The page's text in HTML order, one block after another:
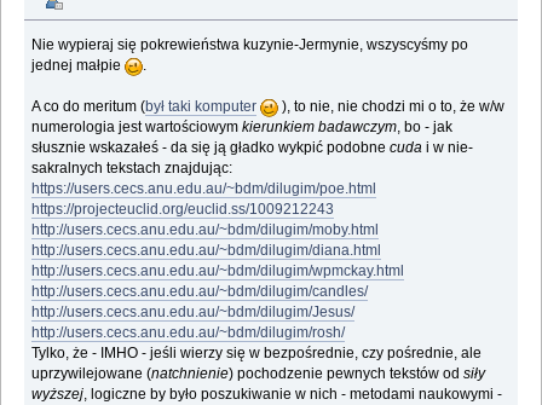
Nie wypieraj się pokrewieństwa kuzynie-Jermynie, wszyscyśmy po
jednej małpie
.
A co do meritum (był taki komputer
), to nie, nie chodzi mi o to, że w/w
numerologia jest wartościowymkierunkiem badawczym, bo - jak
słusznie wskazałeś - da się ją gładko wykpić podobnecuda i w nie-
sakralnych tekstach znajdując:
https://users.cecs.anu.edu.au/~bdm/dilugim/poe.html
https://projecteuclid.org/euclid.ss/1009212243
http://users.cecs.anu.edu.au/~bdm/dilugim/moby.html
http://users.cecs.anu.edu.au/~bdm/dilugim/diana.html
http://users.cecs.anu.edu.au/~bdm/dilugim/wpmckay.html
http://users.cecs.anu.edu.au/~bdm/dilugim/candles/
http://users.cecs.anu.edu.au/~bdm/dilugim/Jesus/
http://users.cecs.anu.edu.au/~bdm/dilugim/rosh/
Tylko, że - IMHO - jeśli wierzy się w bezpośrednie, czy pośrednie, ale
uprzywilejowane (natchnienie) pochodzenie pewnych tekstów odsiły
wyższej, logiczne by było poszukiwanie w nich - metodami naukowymi -